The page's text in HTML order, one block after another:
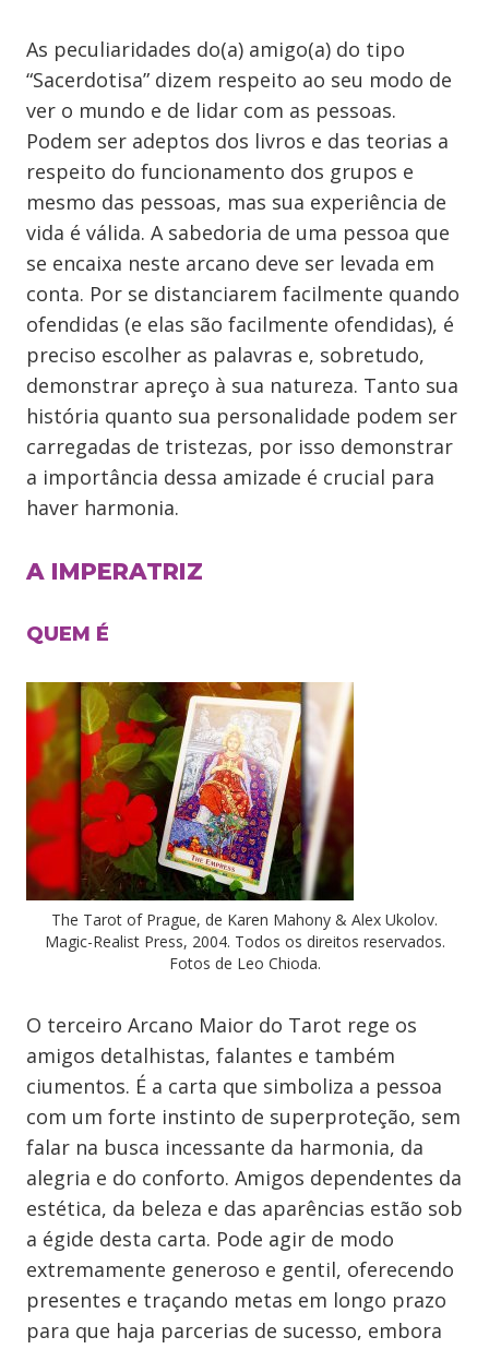
As peculiaridades do(a) amigo(a) do tipo
“Sacerdotisa” dizem respeito ao seu modo de
ver o mundo e de lidar com as pessoas.
Podem ser adeptos dos livros e das teorias a
respeito do funcionamento dos grupos e
mesmo das pessoas, mas sua experiência de
vida é válida. A sabedoria de uma pessoa que
se encaixa neste arcano deve ser levada em
conta. Por se distanciarem facilmente quando
ofendidas (e elas são facilmente ofendidas), é
preciso escolher as palavras e, sobretudo,
demonstrar apreço à sua natureza. Tanto sua
história quanto sua personalidade podem ser
carregadas de tristezas, por isso demonstrar
a importância dessa amizade é crucial para
haver harmonia.
A IMPERATRIZ
QUEM É
The Tarot of Prague, de Karen Mahony & Alex Ukolov.
Magic-Realist Press, 2004. Todos os direitos reservados.
Fotos de Leo Chioda.
O terceiro Arcano Maior do Tarot rege os
amigos detalhistas, falantes e também
ciumentos. É a carta que simboliza a pessoa
com um forte instinto de superproteção, sem
falar na busca incessante da harmonia, da
alegria e do conforto. Amigos dependentes da
estética, da beleza e das aparências estão sob
a égide desta carta. Pode agir de modo
extremamente generoso e gentil, oferecendo
presentes e traçando metas em longo prazo
para que haja parcerias de sucesso, embora